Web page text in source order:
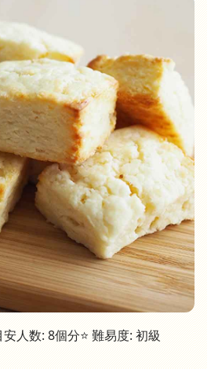
人数: 8個分⭐ 難易度: 初級